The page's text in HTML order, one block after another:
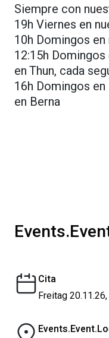
Siempre con
19h Viernes en
10h Domingos
12:15h
en Thun, cada
16h Domingos
en Berna
Cita
Freitag